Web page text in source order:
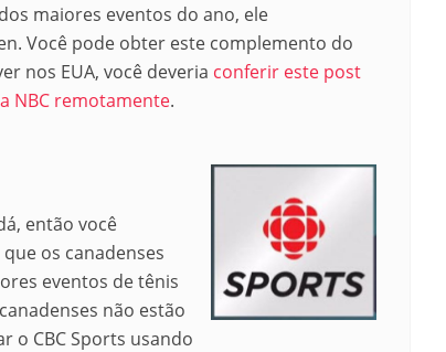
maiores eventos do ano, ele
Você pode obter este complemento do
nos EUA, você deveria conferir este post
NBC remotamente.
então você
os canadenses
eventos de tênis
não estão
o CBC Sports usando